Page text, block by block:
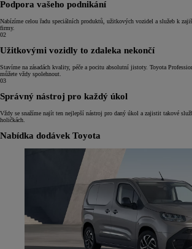
Podpora vašeho podnikání
Nabízíme celou řadu speciálních produktů, užitkových vozidel a služeb k
firmy.
02
Užitkovými vozidly to zdaleka nekončí
Stavíme na zásadách kvality, péče a pocitu absolutní jistoty. Toyota
můžete vždy spolehnout.
03
Správný nástroj pro každý úkol
Vždy se snažíme najít ten nejlepší nástroj pro daný úkol a zajistit takové
holičkách.
Nabídka dodávek Toyota